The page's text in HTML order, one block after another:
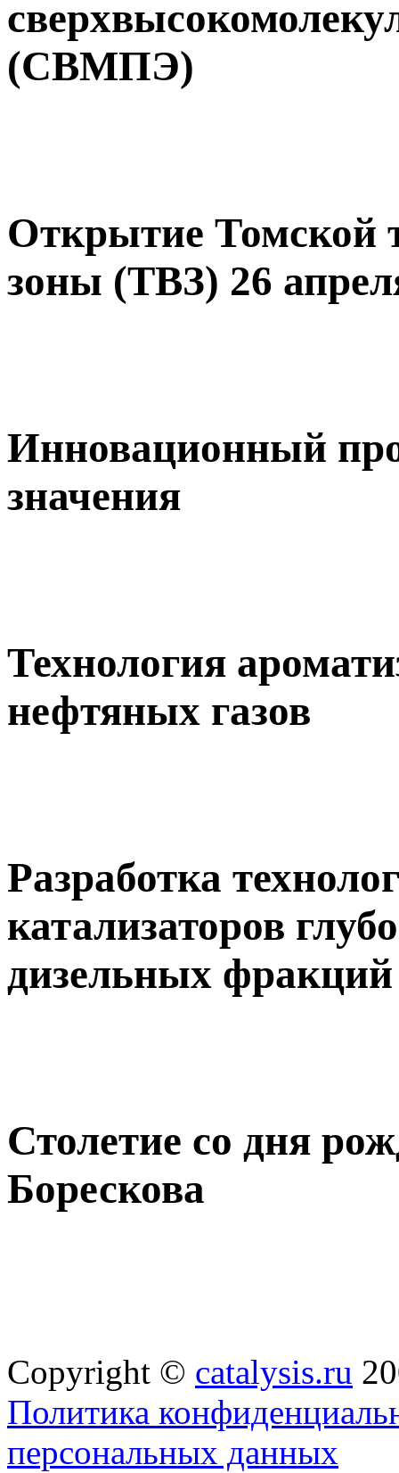
(СВМПЭ)
Открытие Томской
зоны (ТВЗ) 26
Инновационный
значения
Технология
нефтяных газов
Разработка
катализаторов
дизельных
Столетие со дня
Борескова
Copyright © catalysis.ru
Политика
персональных данных